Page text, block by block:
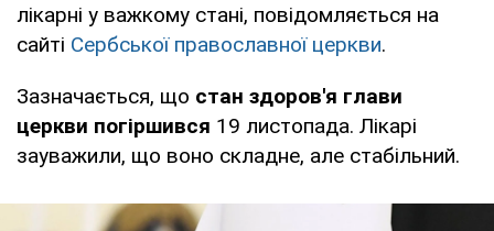
лікарні у важкому стані, повідомляється на
сайті Сербської православної церкви.
Зазначається, що стан здоров'я глави
церкви погіршився 19 листопада. Лікарі
зауважили, що воно складне, але стабільний.